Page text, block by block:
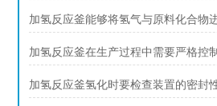
加氢反应釜在生产过程中需要严格控
加氢反应釜氢化时要检查装置的密封